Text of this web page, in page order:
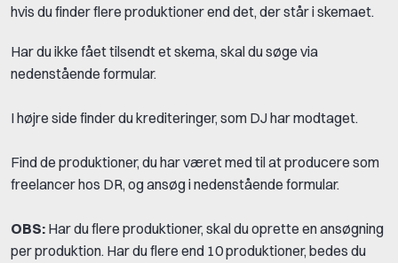
hvis du finder flere produktioner end det, der står i skemaet.
Har du ikke fået tilsendt et skema, skal du søge via
nedenstående formular.
I højre side finder du krediteringer, som DJ har modtaget.
Find de produktioner, du har været med til at producere som
freelancer hos DR, og ansøg i nedenstående formular.
OBS: Har du flere produktioner, skal du oprette en ansøgning
per produktion. Har du flere end 10 produktioner, bedes du